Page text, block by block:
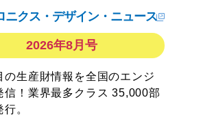
ニクス・デザイン・ニュース
2026年8月号
の生産財情報を全国のエンジ
信！業界最多クラス 35,000部
。